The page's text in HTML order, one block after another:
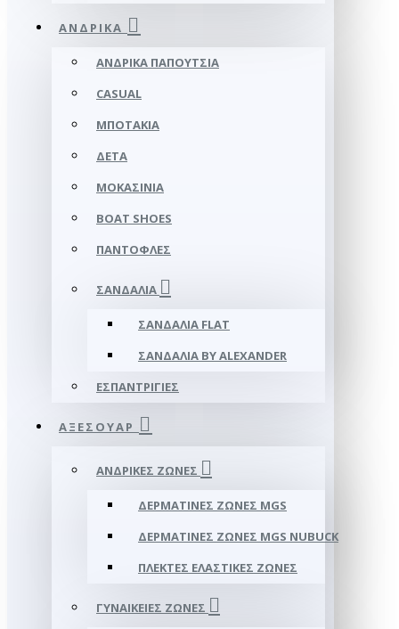
ΑΝΔΡΙΚΆ
ΑΝΔΡΙΚΆ ΠΑΠΟΎΤΣΙΑ
CASUAL
ΜΠΟΤΆΚΙΑ
ΔΕΤΆ
ΜΟΚΑΣΊΝΙΑ
BOAT SHOES
ΠΑΝΤΌΦΛΕΣ
ΣΑΝΔΆΛΙΑ
ΣΑΝΔΆΛΙΑ FLAT
ΣΑΝΔΆΛΙΑ BY ALEXANDER
ΕΣΠΑΝΤΡΊΓΙΕΣ
ΑΞΕΣΟΥΑΡ
ΑΝΔΡΙΚΈΣ ΖΏΝΕΣ
ΔΕΡΜΆΤΙΝΕΣ ΖΏΝΕΣ MGS
ΔΕΡΜΆΤΙΝΕΣ ΖΏΝΕΣ MGS NUBUCK
ΠΛΕΚΤΈΣ ΕΛΑΣΤΙΚΈΣ ΖΏΝΕΣ
ΓΥΝΑΙΚΕΊΕΣ ΖΏΝΕΣ